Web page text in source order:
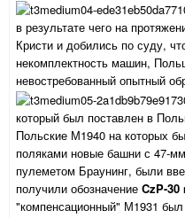
в результате чего на
Кристи и добились по суду,
некомплектность машин,
невостребованный опытный
который был поставлен в
Польские М1940 на которых
поляками новые башни с 47-
пулеметом Браунинг, были
получили обозначение CzP-
"компенсационный" М1931